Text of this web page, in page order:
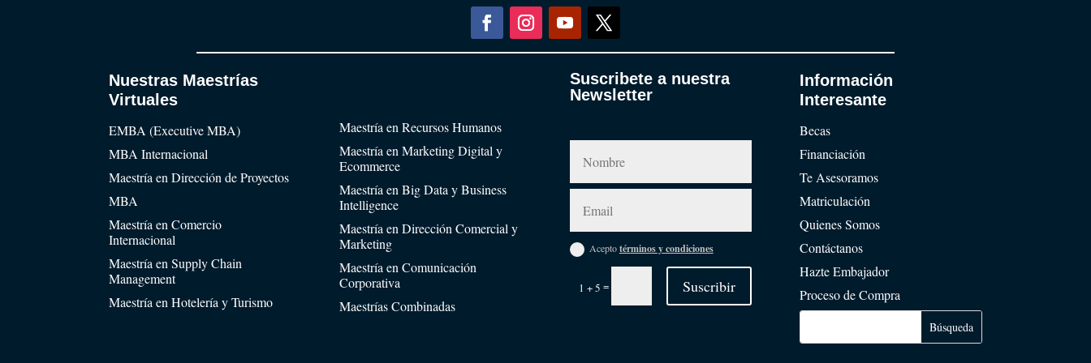
Nuestras Maestrías
Virtuales
EMBA (Executive MBA)
MBA Internacional
Maestría en Dirección de Proyectos
MBA
Maestría en Comercio
Internacional
Maestría en Supply Chain
Management
Maestría en Hotelería y Turismo
Maestría en Recursos Humanos
Maestría en Marketing Digital y
Ecommerce
Maestría en Big Data y Business
Intelligence
Maestría en Dirección Comercial y
Marketing
Maestría en Comunicación
Corporativa
Maestrías Combinadas
Suscribete a nuestra
Newsletter
Aceptotérminos y condiciones
1 + 5 = Suscribir
Información
Interesante
Becas
Financiación
Te Asesoramos
Matriculación
Quienes Somos
Contáctanos
Hazte Embajador
Proceso de Compra